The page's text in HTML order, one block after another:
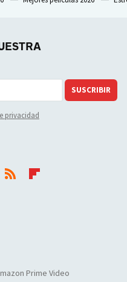
SUSCRIBIR
privacidad
Prime Video